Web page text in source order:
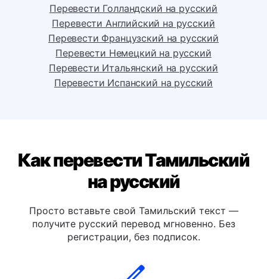
🌐 Тамильский версия этой страницы
Перевести Голландский на русский
Перевести Английский на русский
Перевести Французский на русский
Перевести Немецкий на русский
Как перевести Тамильский
на русский
Просто вставьте свой Тамильский текст —
регистрации, без подписок.